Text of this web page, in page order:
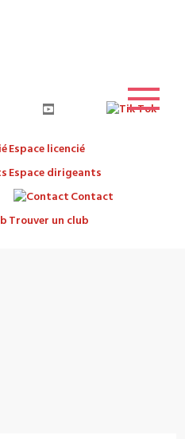
Espace licencié
Espace dirigeants
Contact
Trouver un club